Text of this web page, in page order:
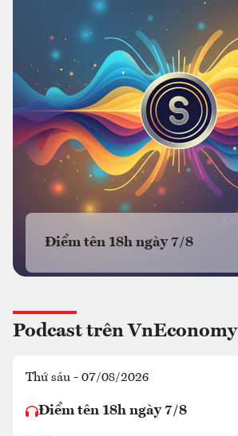
Điểm tên 18h ngày 7/8
Podcast trên VnEconomy
Thứ sáu - 07/08/2026
Điểm tên 18h ngày 7/8